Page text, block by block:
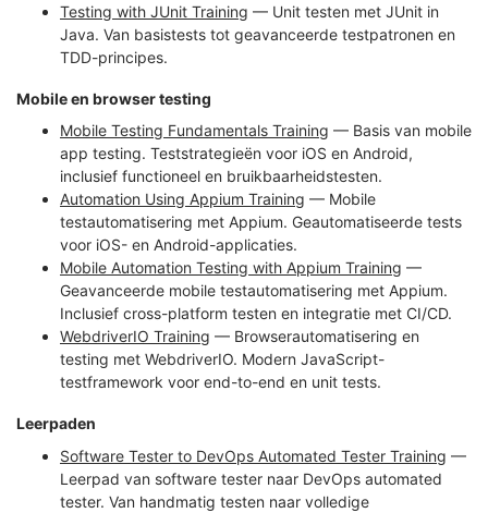
Testing with JUnit Training — Unit testen met JUnit in
Java. Van basistests tot geavanceerde testpatronen en
TDD-principes.
Mobile en browser testing
Mobile Testing Fundamentals Training — Basis van mobile
app testing. Teststrategieën voor iOS en Android,
inclusief functioneel en bruikbaarheidstesten.
Automation Using Appium Training — Mobile
testautomatisering met Appium. Geautomatiseerde tests
voor iOS- en Android-applicaties.
Mobile Automation Testing with Appium Training —
Geavanceerde mobile testautomatisering met Appium.
Inclusief cross-platform testen en integratie met CI/CD.
WebdriverIO Training — Browserautomatisering en
testing met WebdriverIO. Modern JavaScript-
testframework voor end-to-end en unit tests.
Leerpaden
Software Tester to DevOps Automated Tester Training —
Leerpad van software tester naar DevOps automated
tester. Van handmatig testen naar volledige